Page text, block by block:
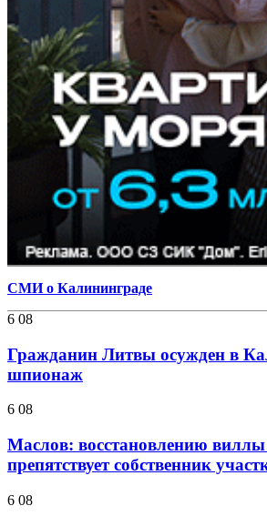
СМИ о Калининграде
6 08
Гражданин Литвы осужден в
шпионаж
6 08
Маслов: восстановлению
препятствует собственник
6 08